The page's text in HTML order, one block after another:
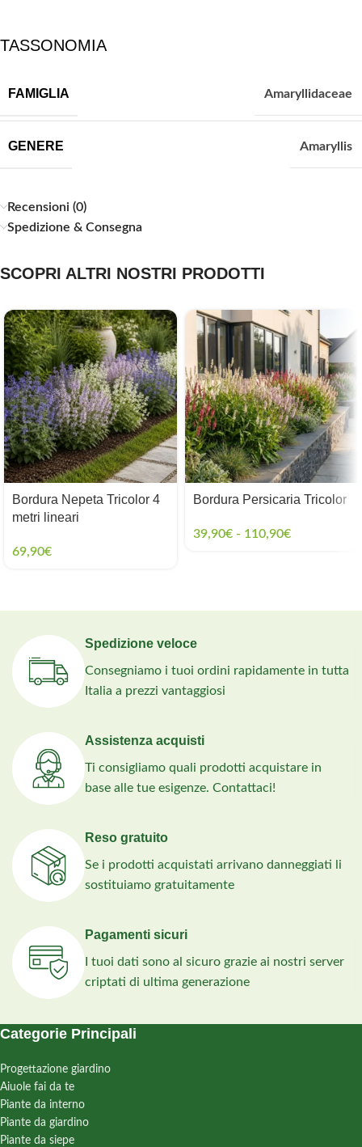
TASSONOMIA
FAMIGLIA Amaryllidaceae
GENERE Amaryllis
Recensioni (0)
Spedizione & Consegna
SCOPRI ALTRI NOSTRI PRODOTTI
Bordura Nepeta Tricolor 4
metri lineari
69,90€
Bordura Persicaria Tricolor
39,90€ - 110,90€
Spedizione veloce
Consegniamo i tuoi ordini rapidamente in tutta
Italia a prezzi vantaggiosi
Assistenza acquisti
Ti consigliamo quali prodotti acquistare in
base alle tue esigenze. Contattaci!
Reso gratuito
Se i prodotti acquistati arrivano danneggiati li
sostituiamo gratuitamente
Pagamenti sicuri
I tuoi dati sono al sicuro grazie ai nostri server
criptati di ultima generazione
Categorie Principali
Progettazione giardino
Aiuole fai da te
Piante da interno
Piante da giardino
Piante da siepe